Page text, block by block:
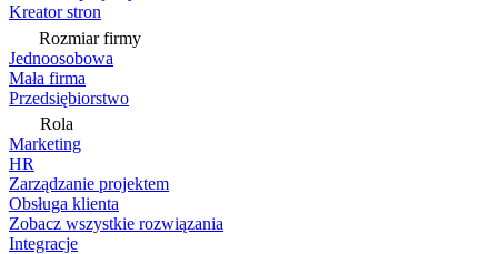
Kreator stron
Rozmiar firmy
Jednoosobowa
Mała firma
Przedsiębiorstwo
Rola
Marketing
HR
Zarządzanie projektem
Obsługa klienta
Zobacz wszystkie rozwiązania
Integracje